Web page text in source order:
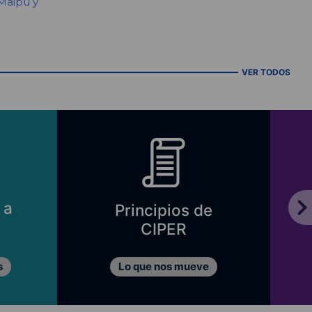
VER TODOS
Principios de
CIPER
Lo que nos mueve